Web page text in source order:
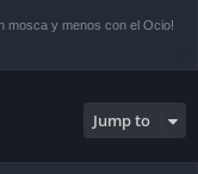
mosca y menos con el Ocio!
Jump to